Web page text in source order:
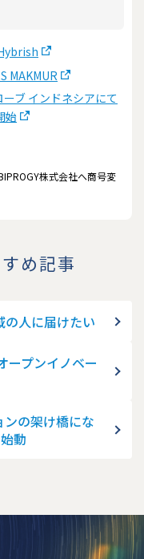
MAKMUR
ーブ インドネシアにて
始
株式会社へ商号変
め記事
の人に届けたい
ープンイノベー
の架け橋にな
動